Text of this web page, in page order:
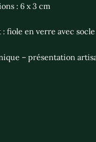
: 6 x 3 cm
: fiole en verre avec
– présentation